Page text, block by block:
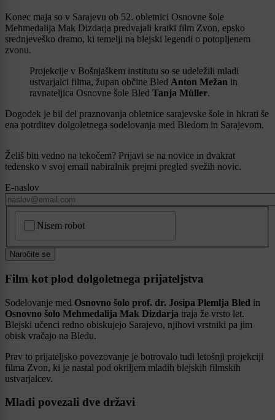
Konec maja so v Sarajevu ob 52. obletnici Osnovne šole
Mehmedalija Mak Dizdarja predvajali kratki film Zvon, epsko
srednjeveško dramo, ki temelji na blejski legendi o potopljenem
zvonu.
Projekcije v Bošnjaškem institutu so se udeležili mladi
ustvarjalci filma, župan občine Bled Anton Mežan in
ravnateljica Osnovne šole Bled Tanja Müller.
Dogodek je bil del praznovanja obletnice sarajevske šole in hkrati še
ena potrditev dolgoletnega sodelovanja med Bledom in Sarajevom.
Želiš biti vedno na tekočem? Prijavi se na novice in dvakrat
tedensko v svoj email nabiralnik prejmi pregled svežih novic.
E-naslov
Nisem robot
Naročite se
Film kot plod dolgoletnega prijateljstva
Sodelovanje med Osnovno šolo prof. dr. Josipa Plemlja Bled in
Osnovno šolo Mehmedalija Mak Dizdarja traja že vrsto let.
Blejski učenci redno obiskujejo Sarajevo, njihovi vrstniki pa jim
obisk vračajo na Bledu.
Prav to prijateljsko povezovanje je botrovalo tudi letošnji projekciji
filma Zvon, ki je nastal pod okriljem mladih blejskih filmskih
ustvarjalcev.
Mladi povezali dve državi